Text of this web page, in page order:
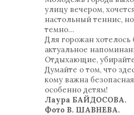
улицу вечером,
настольный теннис,
темно...
Для горожан хотелось
актуальное
Отдыхающие,
Думайте о том, что
кому важна
особенно детям!
Лаура БАЙДОСОВА.
Фото В. ШАВНЕВА.